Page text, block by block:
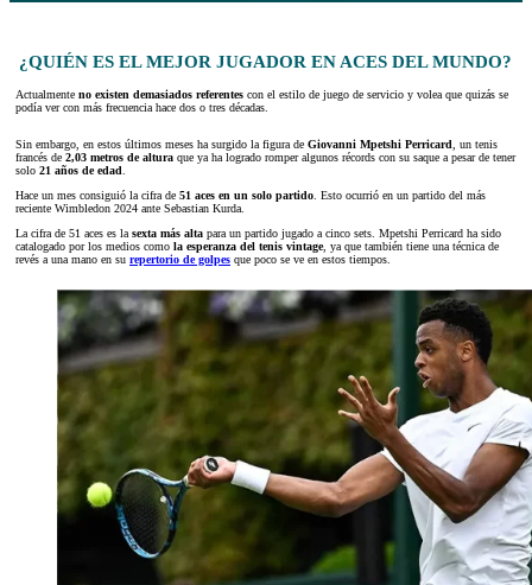
¿QUIÉN ES EL MEJOR JUGADOR EN ACES DEL MUNDO?
Actualmente no existen demasiados referentes con el estilo de juego de servicio y volea que quizás se
podía ver con más frecuencia hace dos o tres décadas.
Sin embargo, en estos últimos meses ha surgido la figura de Giovanni Mpetshi Perricard , un tenis
francés de 2,03 metros de altura que ya ha logrado romper algunos récords con su saque a pesar de tener
solo 21 años de edad
Hace un mes consiguió la cifra de 51 aces en un solo partido . Esto ocurrió en un partido del más
reciente Wimbledon 2024 ante Sebastian Kurda.
La cifra de 51 aces es la sexta más alta para un partido jugado a cinco sets. Mpetshi Perricard ha sido
catalogado por los medios como la esperanza del tenis vintage, ya que también tiene una técnica de
revés a una mano en su repertorio de golpes que poco se ve en estos tiempos.